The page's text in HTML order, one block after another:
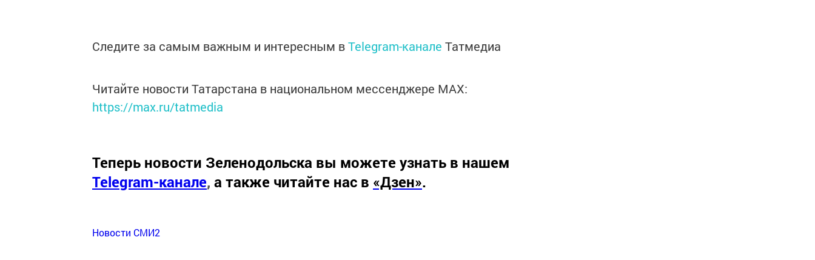
Следите за самым важным и интересным вTelegram-канале Татмедиа
Читайте новости Татарстана в национальном мессенджере MАХ:
https://max.ru/tatmedia
Теперь новости Зеленодольска вы можете узнать в нашем
Telegram-канале, а также читайте нас в «Дзен».
Новости СМИ2